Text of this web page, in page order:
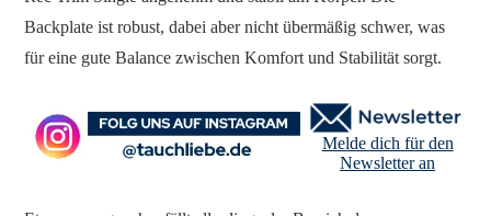
Backplate ist robust, dabei aber nicht übermäßig schwer, was
für eine gute Balance zwischen Komfort und Stabilität sorgt.
Melde dich für den
Newsletter an